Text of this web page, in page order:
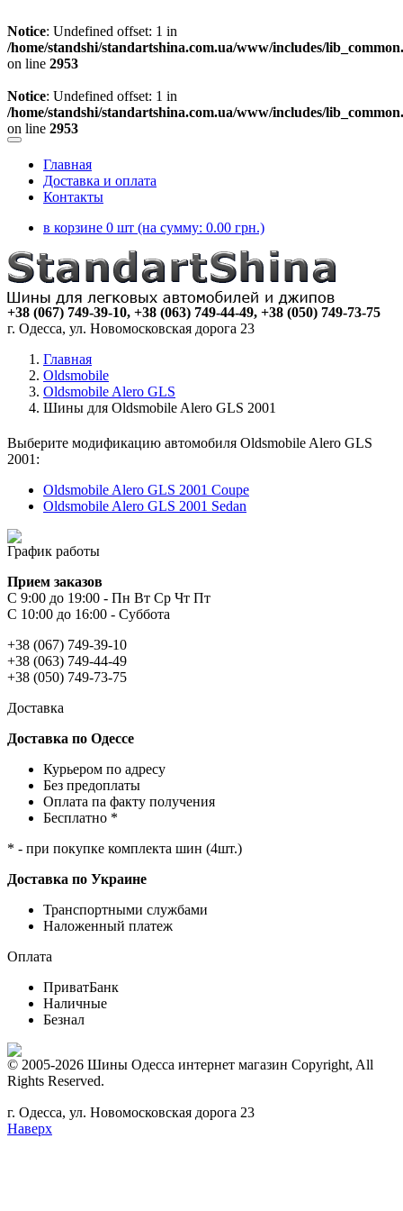
Notice: Undefined offset: 1 in
/home/standshi/standartshina.com.ua/www/includes/
on line 2953
Notice: Undefined offset: 1 in
/home/standshi/standartshina.com.ua/www/includes/
on line 2953
Главная
Доставка и оплата
Контакты
в корзине 0 шт (на сумму: 0.00 грн.)
+38 (067) 749-39-10, +38 (063) 749-44-49, +38 (050) 749-73-75
г. Одесса, ул. Новомосковская дорога 23
Главная
Oldsmobile
Oldsmobile Alero GLS
Шины для Oldsmobile Alero GLS 2001
Выберите модификацию автомобиля Oldsmobile Alero GLS
2001:
Oldsmobile Alero GLS 2001 Coupe
Oldsmobile Alero GLS 2001 Sedan
График работы
Прием заказов
С 9:00 до 19:00 - Пн Вт Ср Чт Пт
С 10:00 до 16:00 - Суббота
+38 (067) 749-39-10
+38 (063) 749-44-49
+38 (050) 749-73-75
Доставка
Доставка по Одессе
Курьером по адресу
Без предоплаты
Оплата па факту получения
Бесплатно *
* - при покупке комплекта шин (4шт.)
Доставка по Украине
Транспортными службами
Наложенный платеж
Оплата
ПриватБанк
Наличные
Безнал
© 2005-2026 Шины Одесса интернет магазин Copyright, All
Rights Reserved.
г. Одесса, ул. Новомосковская дорога 23
Наверх